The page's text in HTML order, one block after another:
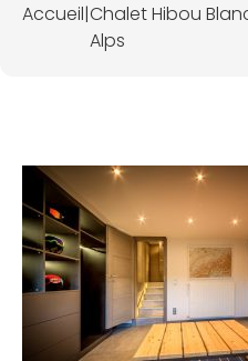
Accueil|Chalet Hibou
Alps